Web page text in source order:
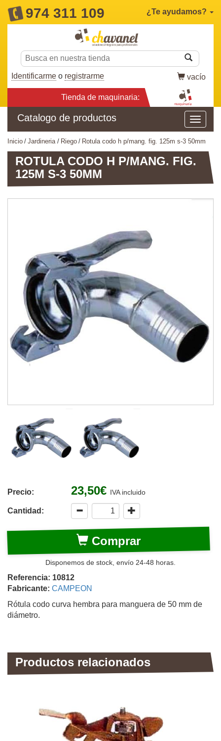
974 311 109 ¿Te ayudamos?
Identificarme o registrarme vacío
Tienda de maquinaria:
Catalogo de productos
inicio jardineria riego rotula codo h p/mang. fig. 125m s-3 50mm
ROTULA CODO H P/MANG. FIG.
125M S-3 50MM
Precio: 23,50€ IVA incluido
Cantidad:
Comprar
Disponemos de stock, envío 24-48 horas.
Referencia: 10812
Fabricante: CAMPEON
Rótula codo curva hembra para manguera de 50 mm de
diámetro.
Productos relacionados